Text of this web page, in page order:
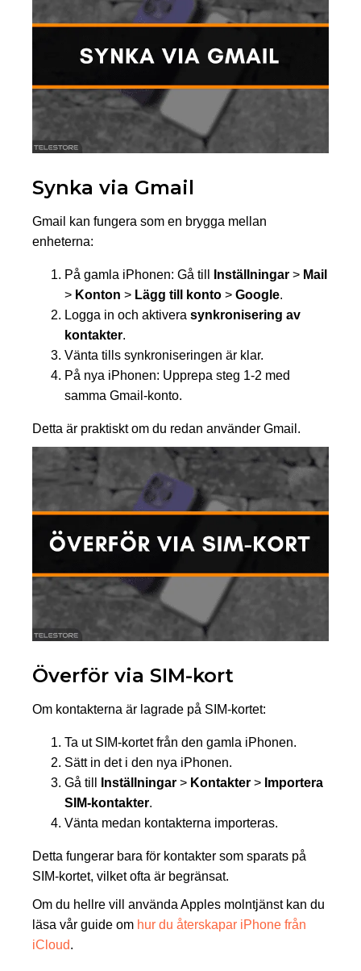
Synka via Gmail
Gmail kan fungera som en brygga mellan
enheterna:
På gamla iPhonen: Gå till Inställningar > Mail
> Konton > Lägg till konto > Google.
Logga in och aktivera synkronisering av
kontakter.
Vänta tills synkroniseringen är klar.
På nya iPhonen: Upprepa steg 1-2 med
samma Gmail-konto.
Detta är praktiskt om du redan använder Gmail.
Överför via SIM-kort
Om kontakterna är lagrade på SIM-kortet:
Ta ut SIM-kortet från den gamla iPhonen.
Sätt in det i den nya iPhonen.
Gå till
Inställningar > Kontakter > Importera
SIM-kontakter.
Vänta medan kontakterna importeras.
Detta fungerar bara för kontakter som sparats på
SIM-kortet, vilket ofta är begränsat.
Om du hellre vill använda Apples molntjänst kan du
läsa vår guide om hur du återskapar iPhone från
iCloud.